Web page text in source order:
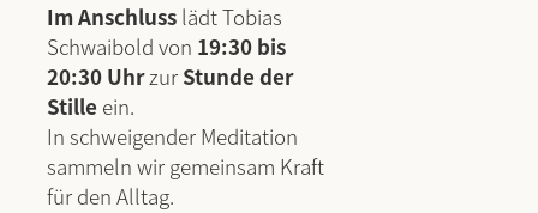
Im Anschluss lädt Tobias
Schwaibold von 19:30 bis
20:30 Uhrzur Stunde der
Stille ein.
In schweigender Meditation
sammeln wir gemeinsam Kraft
für den Alltag.